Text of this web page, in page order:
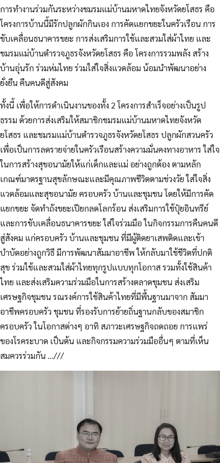
การทำงานร่วมกันระหว่างชมรมแม่บ้านมหาดไทยจังหวัดยโสธร คือ
โครงการบ้านนี้มีรักปลูกผักกินเอง การคัดแยกขยะในครัวเรือน การ
ขับเคลื่อนธนาคารขยะ การส่งเสริมการใช้และสวมใส่ผ้าไทย และ
ชมรมแม่บ้านตำรวจภูธรจังหวัดยโสธร คือ โครงการรวมพลัง สร้าง
บ้านอุ่นรัก ร่วมห่มไทย ร่วมใส่ใจสิ่งแวดล้อม น้อมนำพัฒนาอย่าง
ยั่งยืน คืนคนดีสู่สังคม
ทั้งนี้ เพื่อให้การดำเนินงานของทั้ง 2 โครงการสำเร็จอย่างเป็นรูป
ธรรม ด้วยการส่งเสริมให้สมาชิกชมรมแม่บ้านมหาดไทยจังหวัด
ยโสธร และชมรมแม่บ้านตำรวจภูธรจังหวัดยโสธร ปลูกผักสวนครัว
เพื่อเป็นการลดรายจ่ายในครัวเรือนสร้างความมั่นคงทางอาหาร ใส่ใจ
ในการสร้างสุขอนามัยให้แก่เด็กและแม่ อย่างถูกต้อง ตามหลัก
เกณฑ์มาตรฐานสุขลักษณะและมีคุณภาพชีวิตตามช่วงวัย ใส่ใจสิ่ง
แวดล้อมและสุขอนามัย ครอบครัว บ้านและชุมชน โดยให้มีการคัด
แยกขยะ จัดทำถังขยะเปียกลดโลกร้อน ส่งเสริมการใช้ปุ๋ยอินทรีย์
และการขับเคลื่อนธนาคารขยะ ใส่ใจร่วมมือ ในกิจกรรมการคืนคนดี
สู่สังคม แก่ครอบครัว บ้านและชุมชน ที่มีผู้ติดยาเสพติดและเข้า
บำบัดอย่างถูกวิธี มีการพัฒนาสัมมาอาชีพ ให้กลับมาใช้ชีวิตที่ปกติ
สุข ร่วมใช้และสวมใส่ผ้าไทยทุกรูปแบบทุกโอกาส รวมทั้งใช้สินค้า
ไทย และส่งเสริมความร่วมมือในการสร้างตลาดชุมชน ส่งเสริม
เศรษฐกิจชุมชน รณรงค์การใช้สินค้าไทยที่มีพื้นฐานมาจาก สัมมา
อาชีพครอบครัว ชุมชน ที่รองรับการย้ายถิ่นฐานกลับของสมาชิก
ครอบครัว ในโอกาสต่างๆ อาทิ สภาวะเศรษฐกิจถดถอย การแพร่
ของโรคระบาด เป็นต้น และกิจกรรมความร่วมมืออื่นๆ ตามที่เห็น
สมควรร่วมกัน …///